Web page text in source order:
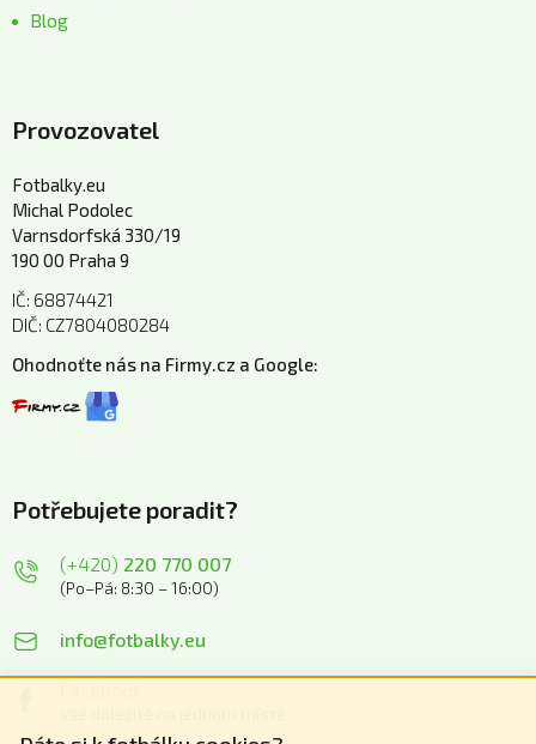
Blog
Provozovatel
Fotbalky.eu
Michal Podolec
Varnsdorfská 330/19
190 00 Praha 9
IČ: 68874421
DIČ: CZ7804080284
Ohodnoťte nás na Firmy.cz a Google:
Potřebujete poradit?
(+420) 220 770 007
(Po–Pá: 8:30 – 16:00)
info@fotbalky.eu